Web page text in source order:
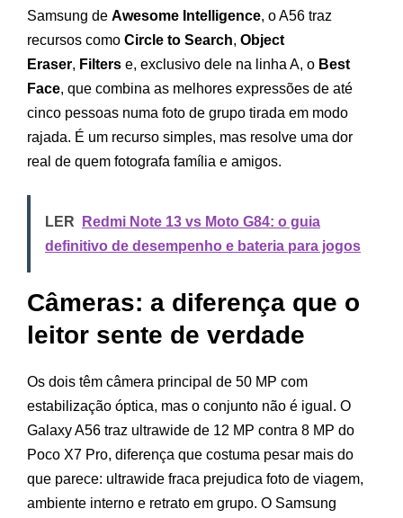
Samsung de Awesome Intelligence, o A56 traz
recursos como Circle to Search, Object
Eraser, Filters e, exclusivo dele na linha A, o Best
Face, que combina as melhores expressões de até
cinco pessoas numa foto de grupo tirada em modo
rajada. É um recurso simples, mas resolve uma dor
real de quem fotografa família e amigos.
LER
Redmi Note 13 vs Moto G84: o guia
definitivo de desempenho e bateria para jogos
Câmeras: a diferença que o
leitor sente de verdade
Os dois têm câmera principal de 50 MP com
estabilização óptica, mas o conjunto não é igual. O
Galaxy A56 traz ultrawide de 12 MP contra 8 MP do
Poco X7 Pro, diferença que costuma pesar mais do
que parece: ultrawide fraca prejudica foto de viagem,
ambiente interno e retrato em grupo. O Samsung